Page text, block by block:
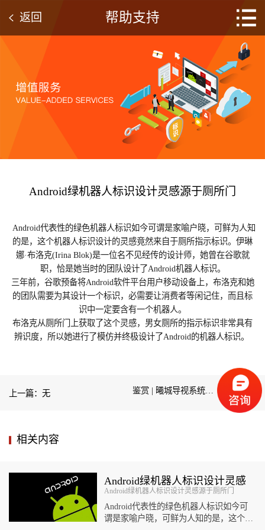
帮助支持
返回
Android绿机器人标识设计灵感源于厕所门
Android代表性的绿色机器人标识如今可谓是家喻户晓，可鲜为人知
的是，这个机器人标识设计的灵感竟然来自于厕所指示标识。伊琳
娜·布洛克(Irina Blok)是一位名不见经传的设计师，她曾在谷歌就
职，恰是她当时的团队设计了Android机器人标识。
三年前，谷歌预备将Android软件平台用户移动设备上，布洛克和她
的团队需要为其设计一个标识，必需要让消费者等闲记住，而且标
识中一定要含有一个机器人。
布洛克从厕所门上获取了这个灵感，男女厕所的指示标识非常具有
辨识度，所以她进行了模仿并终极设计了Android的机器人标识。
上一篇：无 鉴赏 | 曦城导视系统设计稿 下一篇
相关内容
Android绿机器人标识设计灵感
源于厕所门
Android绿机器人标识设计灵感源于厕所门
Android代表性的绿色机器人标识如今可
谓是家喻户晓，可鲜为人知的是，这个机